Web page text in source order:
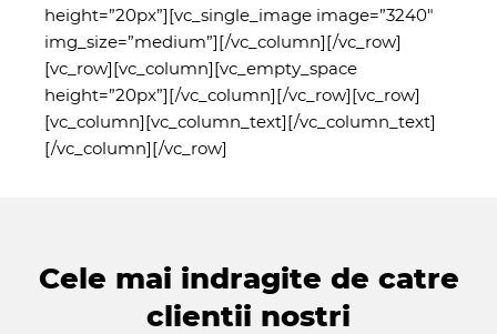
height=”20px”][vc_single_image image=”3240″
img_size=”medium”][/vc_column][/vc_row]
[vc_row][vc_column][vc_empty_space
height=”20px”][/vc_column][/vc_row][vc_row]
[vc_column][vc_column_text][/vc_column_text]
[/vc_column][/vc_row]
Cele mai indragite de catre
clientii nostri